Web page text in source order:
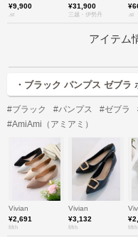
¥9,900
.st
¥31,900
三越・伊勢丹 .st
アイテム
・ブラック パンプス ゼブラ
#ブラック #パンプス #ゼブラ
#AmiAmi（アミアミ）
Vivian
¥2,691
fifth
Vivian
¥3,132
fifth fifth